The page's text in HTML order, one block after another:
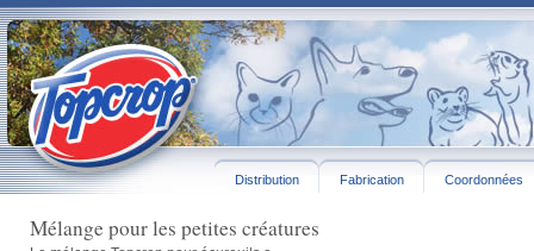
Distribution Fabrication Coordonnées
Mélange pour les petites créatures